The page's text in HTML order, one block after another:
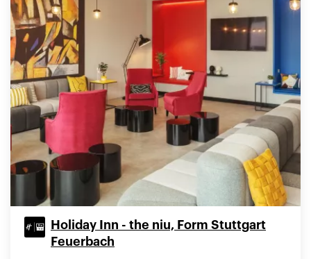
Holiday Inn - the niu, Form Stuttgart
Feuerbach